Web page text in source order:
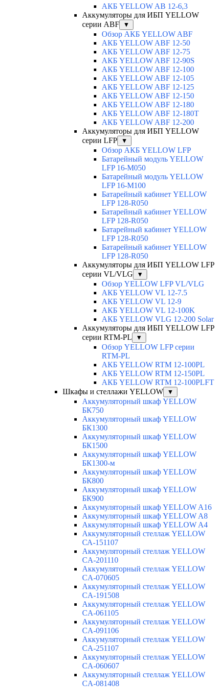
АКБ YELLOW AB 12-6,3
Аккумуляторы для ИБП YELLOW
серии ABF
▼
Обзор АКБ YELLOW ABF
АКБ YELLOW ABF 12-50
АКБ YELLOW ABF 12-75
АКБ YELLOW ABF 12-90S
АКБ YELLOW ABF 12-100
АКБ YELLOW ABF 12-105
АКБ YELLOW ABF 12-125
АКБ YELLOW ABF 12-150
АКБ YELLOW ABF 12-180
АКБ YELLOW ABF 12-180Т
АКБ YELLOW ABF 12-200
Аккумуляторы для ИБП YELLOW
серии LFP
▼
Обзор АКБ YELLOW LFP
Батарейный модуль YELLOW
LFP 16-M050
Батарейный модуль YELLOW
LFP 16-M100
Батарейный кабинет YELLOW
LFP 128-R050
Батарейный кабинет YELLOW
LFP 128-R050
Батарейный кабинет YELLOW
LFP 128-R050
Батарейный кабинет YELLOW
LFP 128-R050
Аккумуляторы для ИБП YELLOW LFP
серии VL/VLG
▼
Обзор YELLOW LFP VL/VLG
АКБ YELLOW VL 12-7.5
АКБ YELLOW VL 12-9
АКБ YELLOW VL 12-100K
АКБ YELLOW VLG 12-200 Solar
Аккумуляторы для ИБП YELLOW LFP
серии RTM-PL
▼
Обзор YELLOW LFP серии
RTM-PL
АКБ YELLOW RTM 12-100PL
АКБ YELLOW RTM 12-150PL
АКБ YELLOW RTM 12-100PLFT
Шкафы и стеллажи YELLOW
▼
Аккумуляторный шкаф YELLOW
БК750
Аккумуляторный шкаф YELLOW
БК1300
Аккумуляторный шкаф YELLOW
БК1500
Аккумуляторный шкаф YELLOW
БК1300-м
Аккумуляторный шкаф YELLOW
БК800
Аккумуляторный шкаф YELLOW
БК900
Аккумуляторный шкаф YELLOW A16
Аккумуляторный шкаф YELLOW A8
Аккумуляторный шкаф YELLOW A4
Аккумуляторный стеллаж YELLOW
СА-151107
Аккумуляторный стеллаж YELLOW
CA-201110
Аккумуляторный стеллаж YELLOW
CA-070605
Аккумуляторный стеллаж YELLOW
CA-191508
Аккумуляторный стеллаж YELLOW
CA-061105
Аккумуляторный стеллаж YELLOW
CA-091106
Аккумуляторный стеллаж YELLOW
CA-251107
Аккумуляторный стеллаж YELLOW
CA-060607
Аккумуляторный стеллаж YELLOW
CA-081408